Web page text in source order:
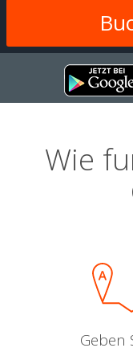
Wie
Geben